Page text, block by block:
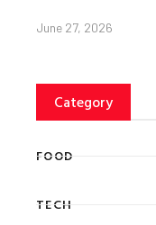
June 27, 2026
Category
FOOD
TECH